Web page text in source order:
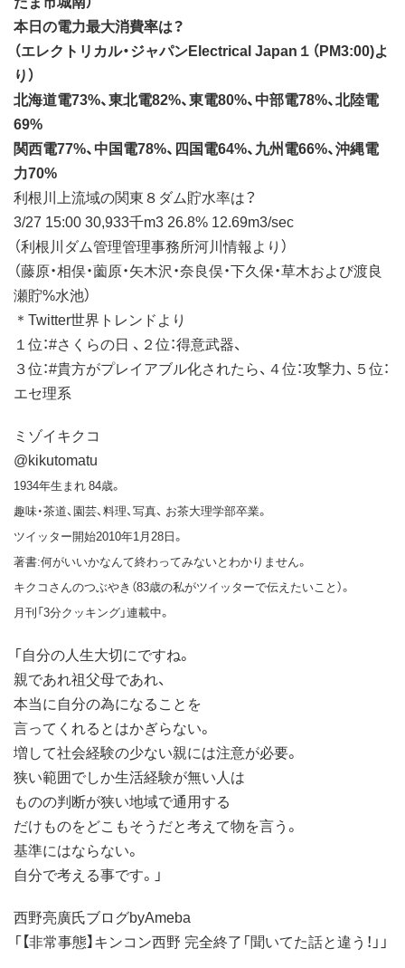
本日の電力最大消費率は？
（エレクトリカル・ジャパンElectrical Japan１（PM3:00)よ
り）
北海道電73%、東北電82%、東電80%、中部電78%、北陸電
69%
関西電77%、中国電78%、四国電64%、九州電66%、沖縄電
力70%
利根川上流域の関東８ダム貯水率は？
3/27 15:00 30,933千m3 26.8% 12.69m3/sec
（利根川ダム管理管理事務所河川情報より）
（藤原・相俣・薗原・矢木沢・奈良俣・下久保・草木および渡良
瀬貯%水池）
＊Twitter世界トレンドより
１位：#さくらの日 、２位：得意武器、
３位：#貴方がプレイアブル化されたら、４位：攻撃力、５位：
エセ理系
ミゾイキクコ
@kikutomatu
1934年生まれ 84歳。
趣味・茶道、園芸、料理、写真、 お茶大理学部卒業。
ツイッター開始2010年1月28日。
著書:何がいいかなんて終わってみないとわかりません。
キクコさんのつぶやき（83歳の私がツイッターで伝えたいこと）。
月刊「3分クッキング」連載中。
「自分の人生大切にですね。
親であれ祖父母であれ、
本当に自分の為になることを
言ってくれるとはかぎらない。
増して社会経験の少ない親には注意が必要。
狭い範囲でしか生活経験が無い人は
ものの判断が狭い地域で通用する
だけものをどこもそうだと考えて物を言う。
基準にはならない。
自分で考える事です。」
西野亮廣氏ブログbyAmeba
「【非常事態】キンコン西野 完全終了「聞いてた話と違う！」」